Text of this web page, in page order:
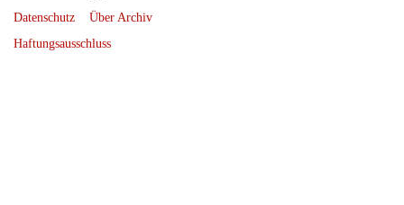
Datenschutz
Über Archiv
Haftungsausschluss